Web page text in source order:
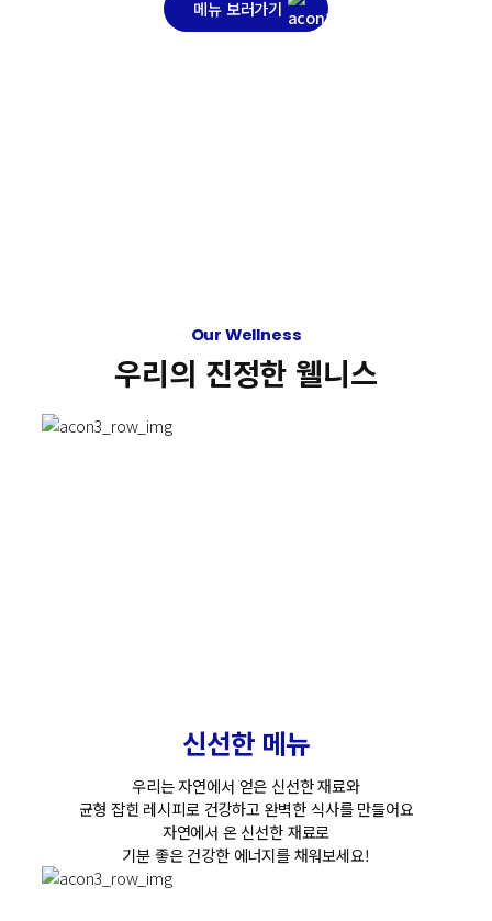
메뉴 보러가기
Our Wellness
우리의 진정한 웰니스
신선한 메뉴
우리는 자연에서 얻은 신선한 재료와
균형 잡힌 레시피로 건강하고 완벽한 식사를 만들어요
자연에서 온 신선한 재료로
기분 좋은 건강한 에너지를 채워보세요!